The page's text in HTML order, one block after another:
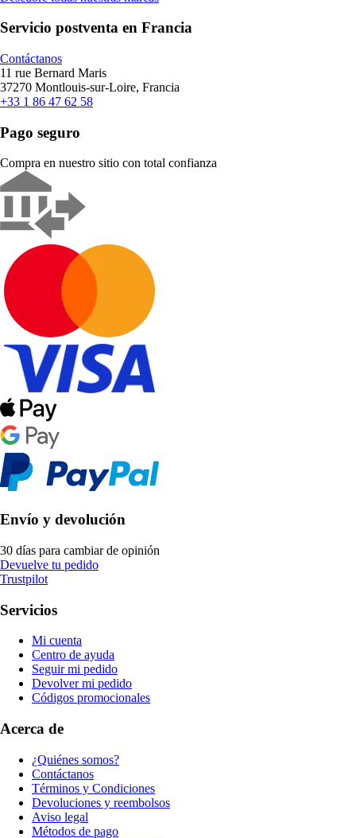
Servicio postventa en Francia
Contáctanos
11 rue Bernard Maris
37270 Montlouis-sur-Loire, Francia
+33 1 86 47 62 58
Pago seguro
Compra en nuestro sitio con total confianza
Envío y devolución
30 días para cambiar de opinión
Devuelve tu pedido
Trustpilot
Servicios
Mi cuenta
Centro de ayuda
Seguir mi pedido
Devolver mi pedido
Códigos promocionales
Acerca de
¿Quiénes somos?
Contáctanos
Términos y Condiciones
Devoluciones y reembolsos
Aviso legal
Métodos de pago